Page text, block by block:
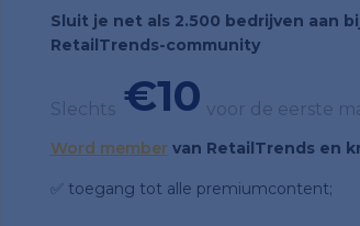
Sluit je net als 2.500 bedrijven aan
RetailTrends-community
Slechts €10 voor de eerste
Word membervan RetailTrends en
✅ toegang tot alle premiumcontent;